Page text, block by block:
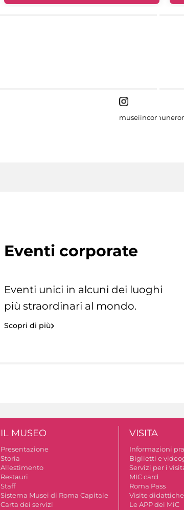
Eventi corporate
Eventi unici in alcuni dei luoghi
più straordinari al mondo.
Scopri di più
IL MUSEO
Presentazione
Storia
Allestimento
Restauri
Staff
Sistema Musei di Roma Capitale
Carta dei servizi
VISITA
Informazioni
Biglietti e
Servizi per i
MIC card
Roma Pass
Visite didattiche
Le APP dei MiC